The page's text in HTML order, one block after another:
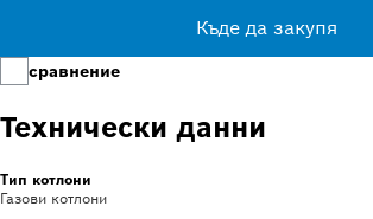
Къде да закупя
сравнение
Технически данни
Тип котлони
Газови котлони